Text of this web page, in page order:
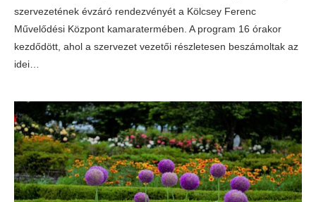
szervezetének évzáró rendezvényét a Kölcsey Ferenc
Művelődési Központ kamaratermében. A program 16 órakor
kezdődött, ahol a szervezet vezetői részletesen beszámoltak az
idei…